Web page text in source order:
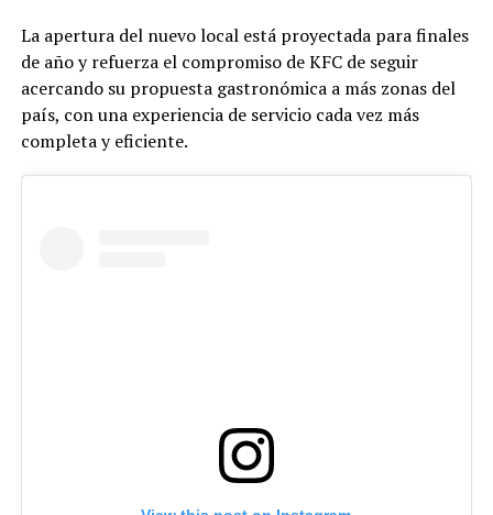
La apertura del nuevo local está proyectada para finales
de año y refuerza el compromiso de KFC de seguir
acercando su propuesta gastronómica a más zonas del
país, con una experiencia de servicio cada vez más
completa y eficiente.